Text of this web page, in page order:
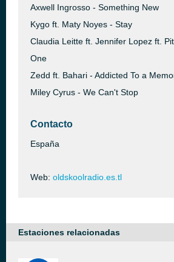
Axwell Ingrosso - Something New
Kygo ft. Maty Noyes - Stay
Claudia Leitte ft. Jennifer Lopez ft.
One
Zedd ft. Bahari - Addicted To a
Miley Cyrus - We Can't Stop
Contacto
España
Web: oldskoolradio.es.tl
Estaciones relacionadas